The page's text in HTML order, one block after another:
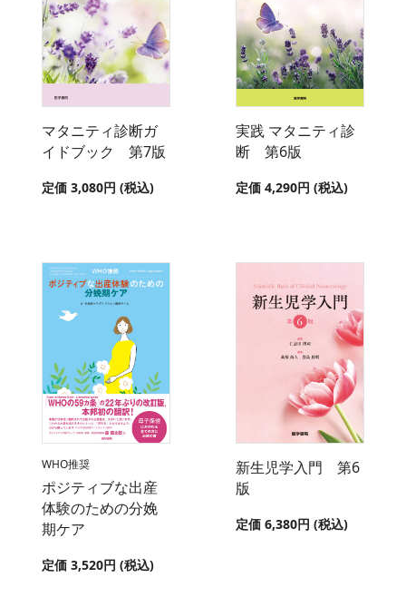
マタニティ診断ガ
イドブック 第7版
定価 3,080円 (税込)
実践 マタニティ診
断 第6版
定価 4,290円 (税込)
WHO推奨
ポジティブな出産
体験のための分娩
期ケア
定価 3,520円 (税込)
新生児学入門 第6
版
定価 6,380円 (税込)